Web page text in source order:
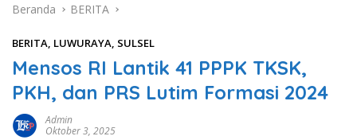
Beranda BERITA
BERITA LUWURAYA SULSEL
Mensos RI Lantik 41 PPPK TKSK,
PKH, dan PRS Lutim Formasi 2024
Admin
Oktober 3, 2025